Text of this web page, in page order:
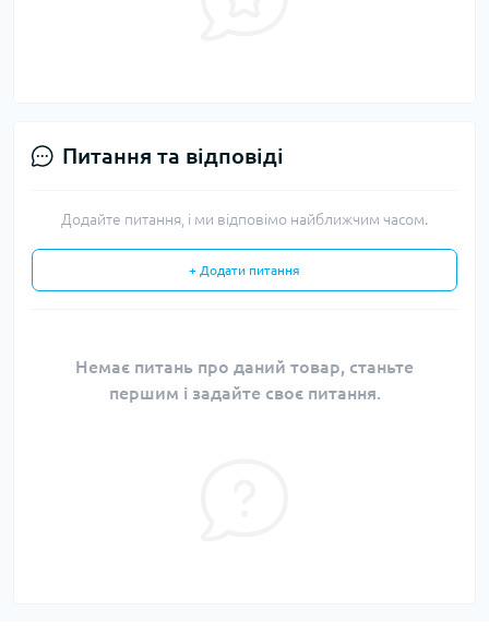
Питання та відповіді
Додайте питання, і ми відповімо найближчим часом.
+ Додати питання
Немає питань про даний товар, станьте
першим і задайте своє питання.